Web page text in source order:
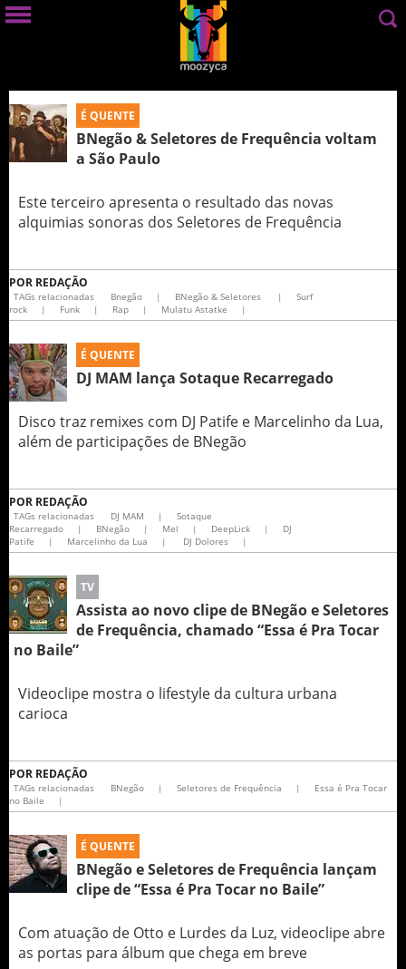
É QUENTE
BNegão & Seletores de Frequência voltam
a São Paulo
Este terceiro apresenta o resultado das novas
alquimias sonoras dos Seletores de Frequência
POR REDAÇÃO
TAGs relacionadas Bnegão | BNegão & Seletores |
Surf
rock
| Funk | Rap | Mulatu Astatke |
É QUENTE
DJ MAM lança Sotaque Recarregado
Disco traz remixes com DJ Patife e Marcelinho da Lua,
além de participações de BNegão
POR REDAÇÃO
TAGs relacionadas DJ MAM |
Sotaque
Recarregado
| BNegão | Mel | DeepLick |
DJ
Patife
| Marcelinho da Lua | DJ Dolores |
TV
Assista ao novo clipe de BNegão e Seletores
de Frequência, chamado “Essa é Pra Tocar
no Baile”
Videoclipe mostra o lifestyle da cultura urbana
carioca
POR REDAÇÃO
TAGs relacionadas BNegão | Seletores de Frequência |
Essa é Pra Tocar
no Baile
|
É QUENTE
BNegão e Seletores de Frequência lançam
clipe de “Essa é Pra Tocar no Baile”
Com atuação de Otto e Lurdes da Luz, videoclipe abre
as portas para álbum que chega em breve